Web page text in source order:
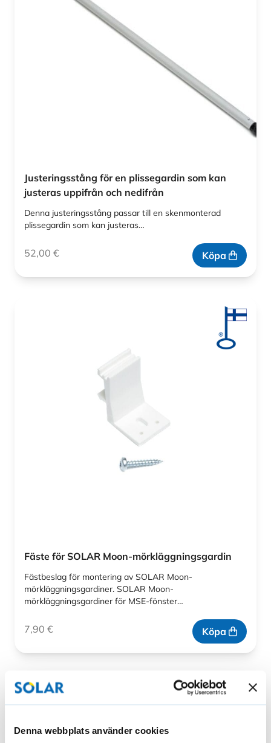
Denna webbplats använder cookies
Justeringsstång för en plissegardin som kan
justeras uppifrån och nedifrån
Denna justeringsstång passar till en skenmonterad
plissegardin som kan justeras…
52,00 € Köpa
Fäste för SOLAR Moon-mörkläggningsgardin
Fästbeslag för montering av SOLAR Moon-
mörkläggningsgardiner. SOLAR Moon-
mörkläggningsgardiner för MSE-fönster…
7,90 € Köpa